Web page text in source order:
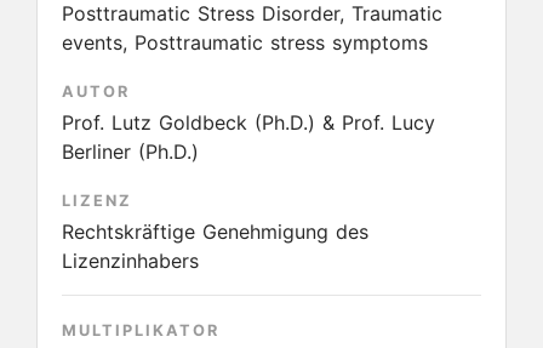
Posttraumatic Stress Disorder, Traumatic
events, Posttraumatic stress symptoms
AUTOR
Prof. Lutz Goldbeck (Ph.D.) & Prof. Lucy
Berliner (Ph.D.)
LIZENZ
Rechtskräftige Genehmigung des
Lizenzinhabers
MULTIPLIKATOR